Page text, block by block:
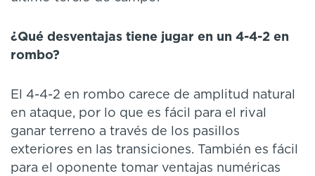
¿Qué desventajas tiene jugar en un 4-4-2 en
rombo?
El 4-4-2 en rombo carece de amplitud natural
en ataque, por lo que es fácil para el rival
ganar terreno a través de los pasillos
exteriores en las transiciones. También es fácil
para el oponente tomar ventajas numéricas